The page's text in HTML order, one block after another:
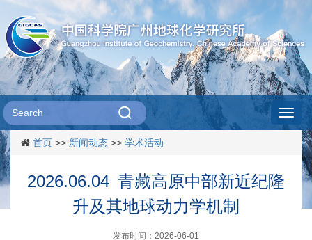
首页 >> 新闻动态 >> 学术活动
2026.06.04 青藏高原中部新近纪隆
升及其地球动力学机制
发布时间：2026-06-01